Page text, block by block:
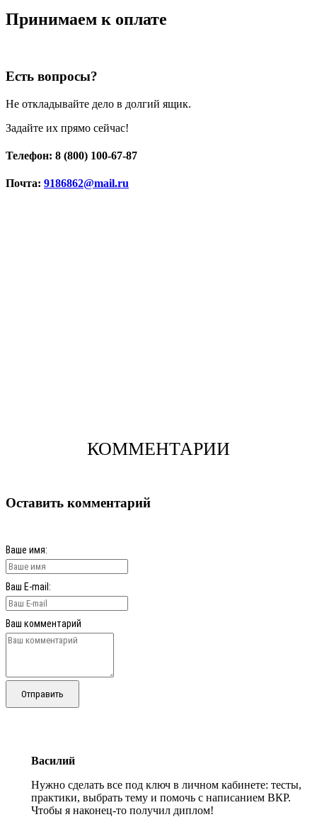
Принимаем к оплате
Есть вопросы?
Не откладывайте дело в долгий ящик.
Задайте их прямо сейчас!
Телефон: 8 (800) 100-67-87
Почта: 9186862@mail.ru
КОММЕНТАРИИ
Оставить комментарий
Ваше имя:
Ваш E-mail:
Ваш комментарий
Отправить
Василий
Нужно сделать все под ключ в личном кабинете: тесты,
практики, выбрать тему и помочь с написанием ВКР.
Чтобы я наконец-то получил диплом!